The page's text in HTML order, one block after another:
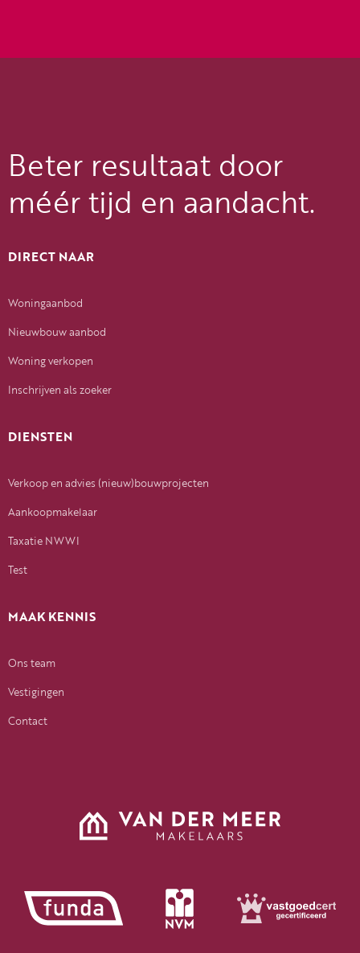
Beter resultaat door
méér tijd en aandacht.
DIRECT NAAR
Woningaanbod
Nieuwbouw aanbod
Woning verkopen
Inschrijven als zoeker
DIENSTEN
Verkoop en advies (nieuw)bouwprojecten
Aankoopmakelaar
Taxatie NWWI
Test
MAAK KENNIS
Ons team
Vestigingen
Contact